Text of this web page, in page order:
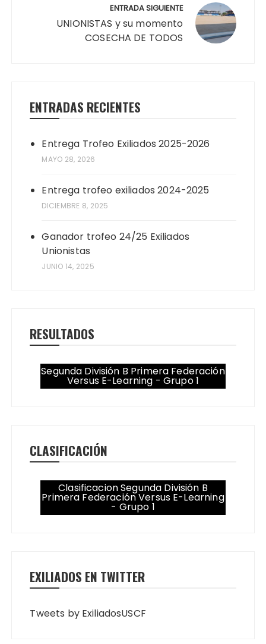
ENTRADA SIGUIENTE
UNIONISTAS y su momento
COSECHA DE TODOS
ENTRADAS RECIENTES
Entrega Trofeo Exiliados 2025-2026
MAYO 28, 2026
Entrega trofeo exiliados 2024-2025
DICIEMBRE 8, 2025
Ganador trofeo 24/25 Exiliados
Unionistas
JUNIO 14, 2025
RESULTADOS
Segunda División B Primera Federación
Versus E-Learning - Grupo 1
CLASIFICACIÓN
Clasificacion Segunda División B
Primera Federación Versus E-Learning
- Grupo 1
EXILIADOS EN TWITTER
Tweets by ExiliadosUSCF